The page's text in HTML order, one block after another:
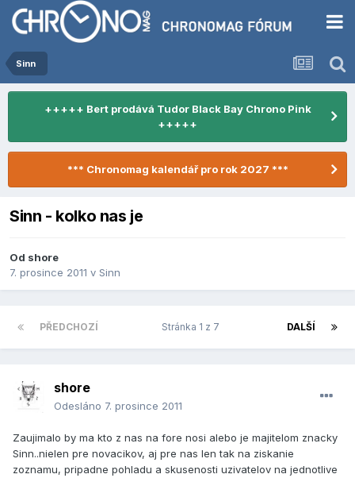
Sinn
+++++ Bert prodává Tudor Black Bay Chrono Pink
+++++
*** Chronomag kalendář pro rok 2027 ***
Sinn - kolko nas je
Od shore
7. prosince 2011 v Sinn
PŘEDCHOZÍ DALŠÍ
Stránka 1 z 7
shore
Odesláno 7. prosince 2011
Zaujimalo by ma kto z nas na fore nosi alebo je majitelom znacky
Sinn..nielen pre novacikov, aj pre nas len tak na ziskanie
zoznamu, pripadne pohladu a skusenosti uzivatelov na jednotlive